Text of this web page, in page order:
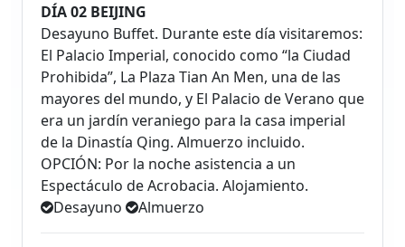
DÍA 02 BEIJING
Desayuno Buffet. Durante este día visitaremos:
El Palacio Imperial, conocido como “la Ciudad
Prohibida”, La Plaza Tian An Men, una de las
mayores del mundo, y El Palacio de Verano que
era un jardín veraniego para la casa imperial
de la Dinastía Qing. Almuerzo incluido.
OPCIÓN: Por la noche asistencia a un
Espectáculo de Acrobacia. Alojamiento.
Desayuno
Almuerzo